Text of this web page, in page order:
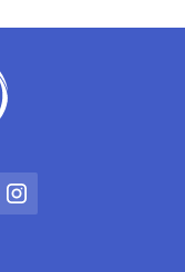
Abrir